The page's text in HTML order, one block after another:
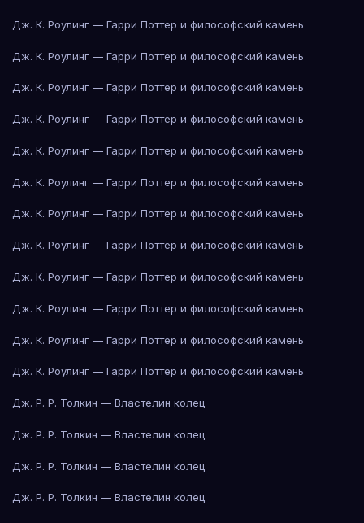
Дж. К. Роулинг — Гарри Поттер и философский камень
Дж. К. Роулинг — Гарри Поттер и философский камень
Дж. К. Роулинг — Гарри Поттер и философский камень
Дж. К. Роулинг — Гарри Поттер и философский камень
Дж. К. Роулинг — Гарри Поттер и философский камень
Дж. К. Роулинг — Гарри Поттер и философский камень
Дж. К. Роулинг — Гарри Поттер и философский камень
Дж. К. Роулинг — Гарри Поттер и философский камень
Дж. К. Роулинг — Гарри Поттер и философский камень
Дж. К. Роулинг — Гарри Поттер и философский камень
Дж. К. Роулинг — Гарри Поттер и философский камень
Дж. К. Роулинг — Гарри Поттер и философский камень
Дж. Р. Р. Толкин — Властелин колец
Дж. Р. Р. Толкин — Властелин колец
Дж. Р. Р. Толкин — Властелин колец
Дж. Р. Р. Толкин — Властелин колец